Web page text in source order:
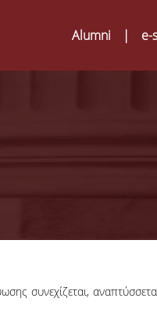
Alumni | e-
συνεχίζεται,